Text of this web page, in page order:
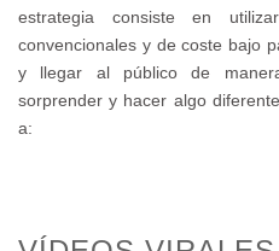
estrategia consiste en
convencionales y de coste bajo
y llegar al públicode
sorprender y hacer algo
a: